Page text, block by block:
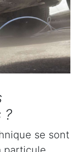
?
se sont